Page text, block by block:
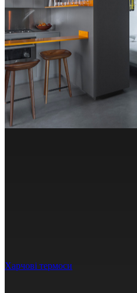
Харчові термоси